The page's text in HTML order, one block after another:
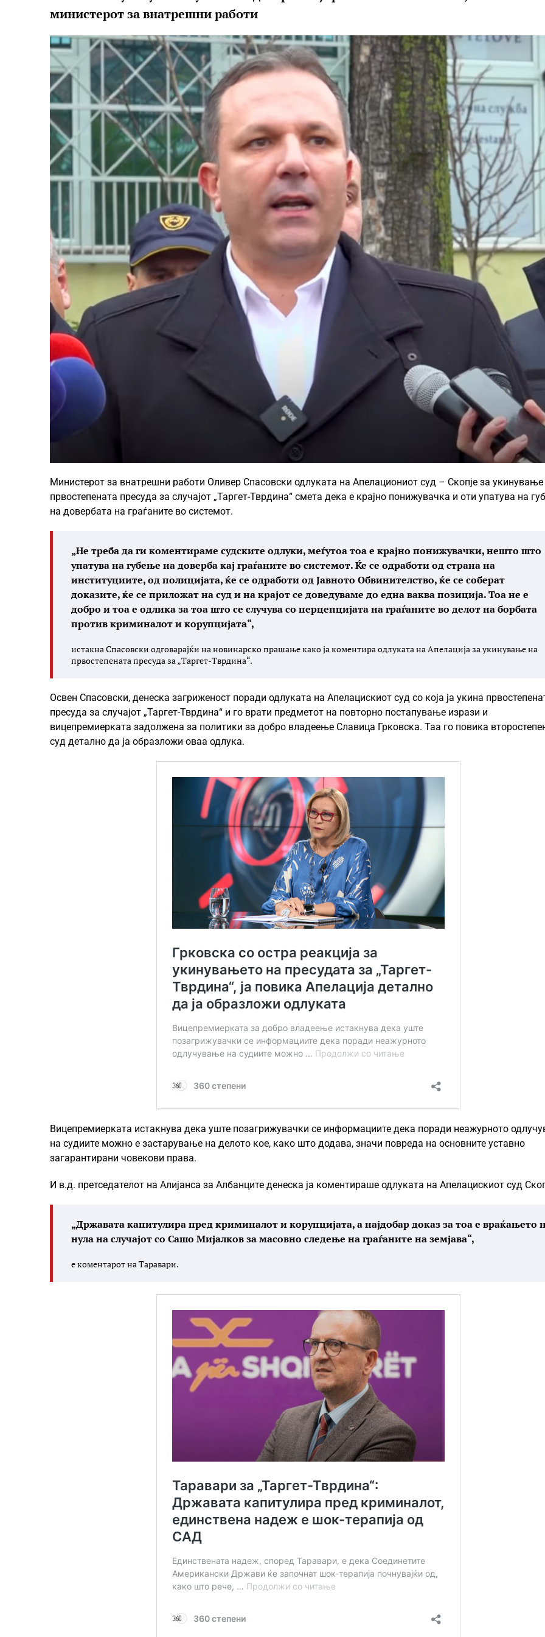
министерот за внатрешни работи
Министерот за внатрешни работи Оливер Спасовски одлуката на Апелациониот суд – Скопје за укинување
првостепената пресуда за случајот „Таргет-Тврдина“ смета дека е крајно понижувачка и оти упатува на
на довербата на граѓаните во системот.
„Не треба да ги коментираме судските одлуки, меѓутоа тоа е крајно понижувачки, нешто што
упатува на губење на доверба кај граѓаните во системот. Ќе се одработи од страна на
институциите, од полицијата, ќе се одработи од Јавното Обвинителство, ќе се соберат
доказите, ќе се приложат на суд и на крајот се доведуваме до една ваква позиција. Тоа не е
добро и тоа е одлика за тоа што се случува со перцепцијата на граѓаните во делот на борбата
против криминалот и корупцијата“,
истакна Спасовски одговарајќи на новинарско прашање како ја коментира одлуката на Апелација за укинување на
првостепената пресуда за „Таргет-Тврдина“.
Освен Спасовски, денеска загриженост поради одлуката на Апелацискиот суд со која ја укина
пресуда за случајот „Таргет-Тврдина“ и го врати предметот на повторно постапување изрази и
вицепремиерката задолжена за политики за добро владеење Славица Грковска. Таа го повика
суд детално да ја образложи оваа одлука.
Вицепремиерката истакнува дека уште позагрижувачки се информациите дека поради неажурното
на судиите можно е застарување на делото кое, како што додава, значи повреда на основните уставно
загарантирани човекови права.
И в.д. претседателот на Алијанса за Албанците денеска ја коментираше одлуката на Апелацискиот суд
„Државата капитулира пред криминалот и корупцијата, а најдобар доказ за тоа е враќањето
нула на случајот со Сашо Мијалков за масовно следење на граѓаните на земјава“,
е коментарот на Таравари.